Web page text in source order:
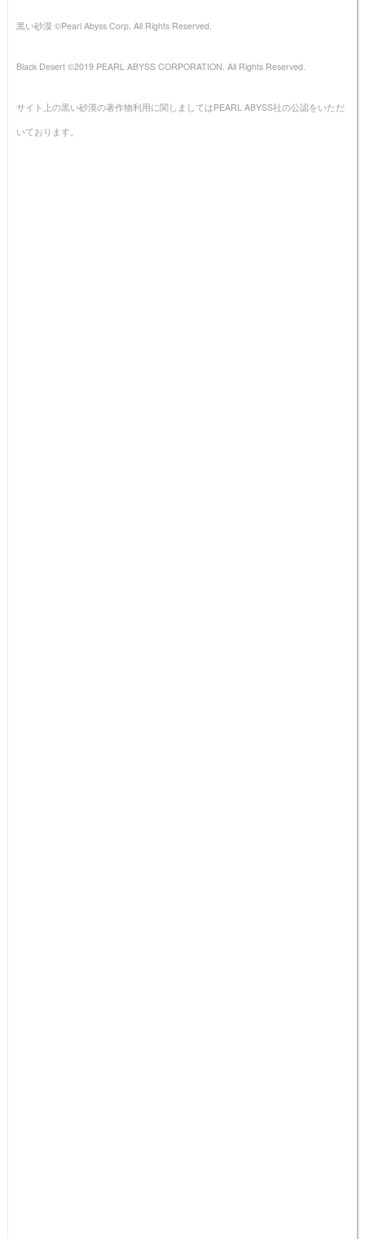
黒い砂漠 ©Pearl Abyss Corp. All Rights Reserved.
Black Desert ©2019 PEARL ABYSS CORPORATION. All Rights Reserved.
サイト上の黒い砂漠の著作物利用に関しましてはPEARL ABYSS社の公認をいただ
いております。